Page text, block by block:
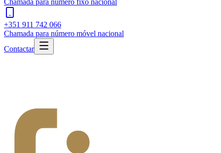
Chamada para número fixo nacional
+351 911 742 066
Chamada para número móvel nacional
Contactar